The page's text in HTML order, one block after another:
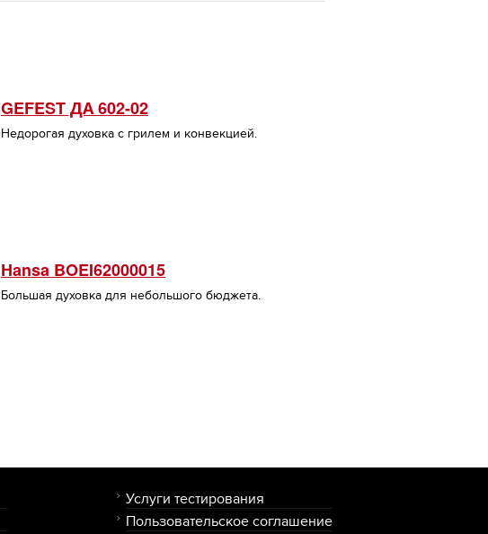
GEFEST ДА 602-02
Недорогая духовка с грилем и конвекцией.
Hansa BOEI62000015
Большая духовка для небольшого бюджета.
Услуги тестирования
Пользовательское соглашение